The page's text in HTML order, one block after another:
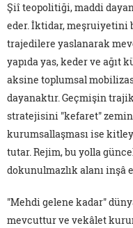
Şiî teopolitiği, maddi
eder. İktidar, meşruiyetini
trajedilere yaslanarak
yapıda yas, keder ve
aksine toplumsal
dayanaktır. Geçmişin
stratejisini "kefaret"
kurumsallaşması ise
tutar. Rejim, bu yolla
dokunulmazlık alanı inşâ
"Mehdi gelene kadar"
mevcuttur ve vekâlet